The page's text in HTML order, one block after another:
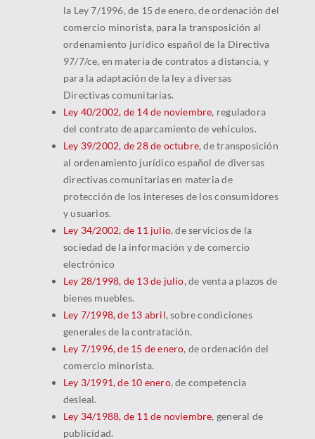
la Ley 7/1996, de 15 de enero, de ordenación del
comercio minorista, para la transposición al
ordenamiento jurídico español de la Directiva
97/7/ce, en materia de contratos a distancia, y
para la adaptación de la ley a diversas
Directivas comunitarias.
Ley 40/2002, de 14 de noviembre, reguladora
del contrato de aparcamiento de vehículos.
Ley 39/2002, de 28 de octubre, de transposición
al ordenamiento jurídico español de diversas
directivas comunitarias en materia de
protección de los intereses de los consumidores
y usuarios.
Ley 34/2002, de 11 julio, de servicios de la
sociedad de la información y de comercio
electrónico
Ley 28/1998, de 13 de julio, de venta a plazos de
bienes muebles.
Ley 7/1998, de 13 abril, sobre condiciones
generales de la contratación.
Ley 7/1996, de 15 de enero, de ordenación del
comercio minorista.
Ley 3/1991, de 10 enero, de competencia
desleal.
Ley 34/1988, de 11 de noviembre, general de
publicidad.